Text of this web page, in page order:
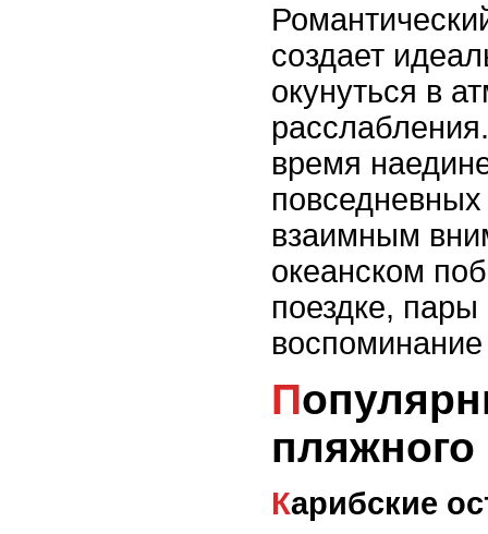
создает
окунуться в
время
взаимным
океанском
поездке, пары
Популярные курорты для
Карибские